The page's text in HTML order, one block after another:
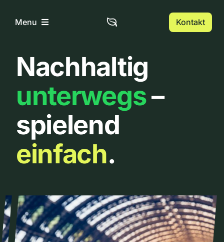
InhaltMenu
Home
Über uns
Urbanlist
Kontakt
Nachhaltig
unterwegs–
spielend
einfach.